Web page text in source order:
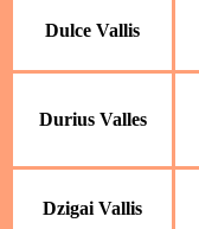
Dulce Vallis
Durius Valles
Dzigai Vallis